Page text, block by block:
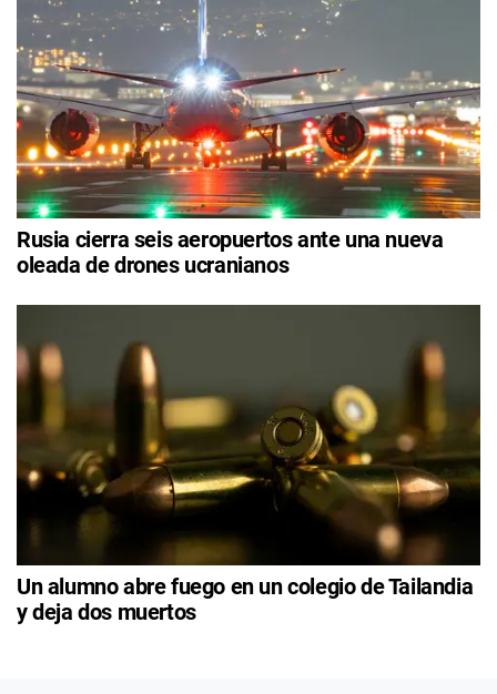
Rusia cierra seis aeropuertos ante una nueva
oleada de drones ucranianos
Un alumno abre fuego en un colegio de Tailandia
y deja dos muertos